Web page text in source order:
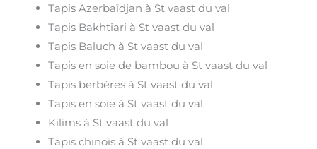
Tapis Azerbaïdjan à St vaast du val
Tapis Bakhtiari à St vaast du val
Tapis Baluch à St vaast du val
Tapis en soie de bambou à St vaast du val
Tapis berbères à St vaast du val
Tapis en soie à St vaast du val
Kilims à St vaast du val
Tapis chinois à St vaast du val